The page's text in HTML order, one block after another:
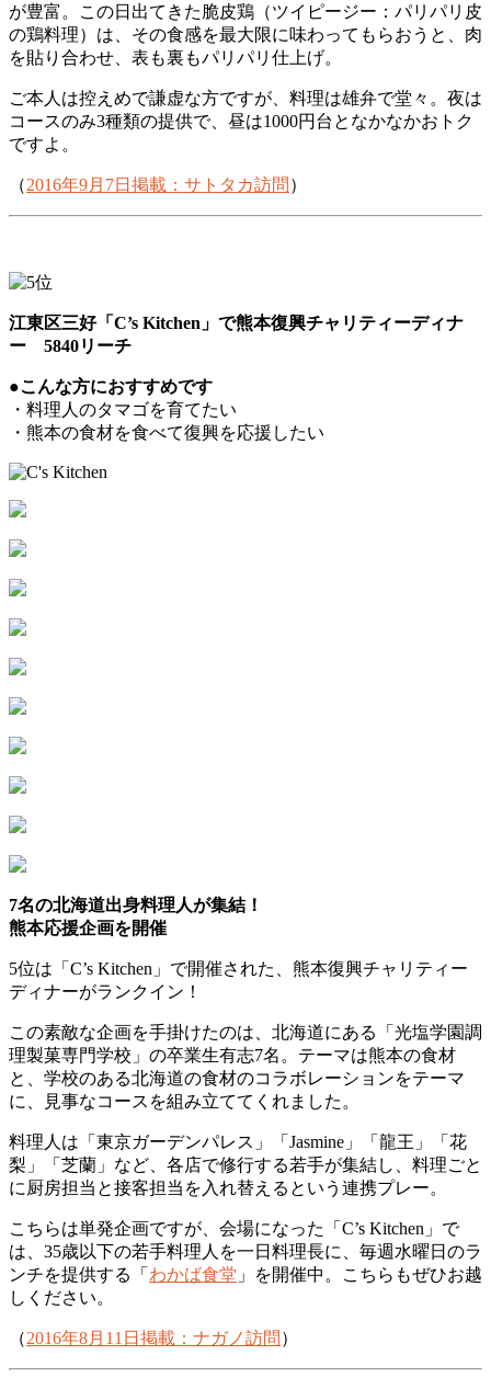
が豊富。この日出てきた脆皮鶏（ツイピージー：パリパリ皮
の鶏料理）は、その食感を最大限に味わってもらおうと、肉
を貼り合わせ、表も裏もパリパリ仕上げ。
ご本人は控えめで謙虚な方ですが、料理は雄弁で堂々。夜は
コースのみ3種類の提供で、昼は1000円台となかなかおトク
ですよ。
（2016年9月7日掲載：サトタカ訪問 ）
江東区三好「C’s Kitchen」で熊本復興チャリティーディナ
ー 5840リーチ
●こんな方におすすめです
・料理人のタマゴを育てたい
・熊本の食材を食べて復興を応援したい
7名の北海道出身料理人が集結！
熊本応援企画を開催
5位は「C’s Kitchen」で開催された、熊本復興チャリティー
ディナーがランクイン！
この素敵な企画を手掛けたのは、北海道にある「光塩学園調
理製菓専門学校」の卒業生有志7名。テーマは熊本の食材
と、学校のある北海道の食材のコラボレーションをテーマ
に、見事なコースを組み立ててくれました。
料理人は「東京ガーデンパレス」「Jasmine」「龍王」「花
梨」「芝蘭」など、各店で修行する若手が集結し、料理ごと
に厨房担当と接客担当を入れ替えるという連携プレー。
こちらは単発企画ですが、会場になった「C’s Kitchen」で
は、35歳以下の若手料理人を一日料理長に、毎週水曜日のラ
ンチを提供する「 わかば食堂 」を開催中。こちらもぜひお越
しください。
（2016年8月11日掲載：ナガノ訪問 ）